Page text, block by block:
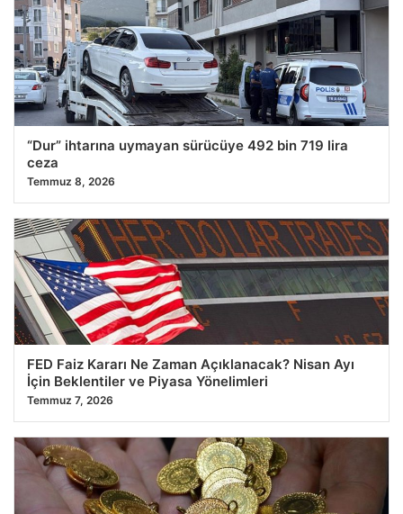
“Dur” ihtarına uymayan sürücüye 492 bin 719 lira
ceza
Temmuz 8, 2026
FED Faiz Kararı Ne Zaman Açıklanacak? Nisan Ayı
İçin Beklentiler ve Piyasa Yönelimleri
Temmuz 7, 2026